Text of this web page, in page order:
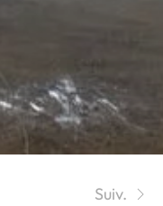
Suiv.